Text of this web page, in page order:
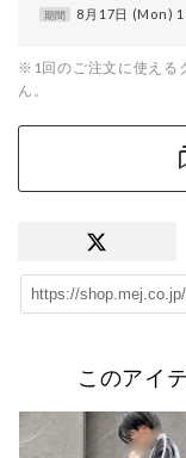
期間 8月17日 (Mon)
※1回のご注文に使える
ん。
このアイ